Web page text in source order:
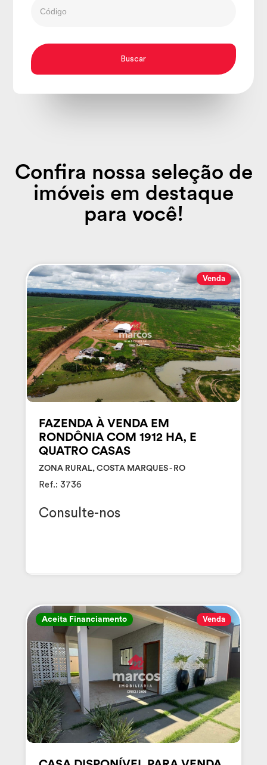
Confira nossa seleção de
imóveis em destaque
para você!
Venda
FAZENDA À VENDA EM
RONDÔNIA COM 1912 HA, E
QUATRO CASAS
ZONA RURAL, COSTA MARQUES - RO
Ref.: 3736
Consulte-nos
Venda
Aceita Financiamento